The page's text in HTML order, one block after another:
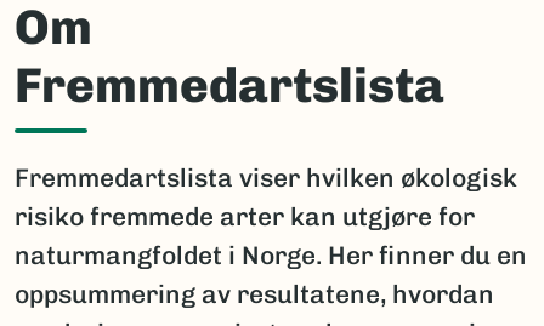
Om
Fremmedartslista
Fremmedartslista viser hvilken økologisk
risiko fremmede arter kan utgjøre for
naturmangfoldet i Norge. Her finner du en
oppsummering av resultatene, hvordan